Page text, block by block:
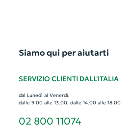
Siamo qui per aiutarti
SERVIZIO CLIENTI DALL'ITALIA
dal Lunedì al Venerdì,
dalle 9.00 alle 13.00, dalle 14.00 alle 18.00
02 800 11074